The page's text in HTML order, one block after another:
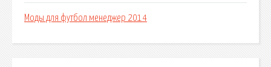
Моды для футбол менеджер 2014